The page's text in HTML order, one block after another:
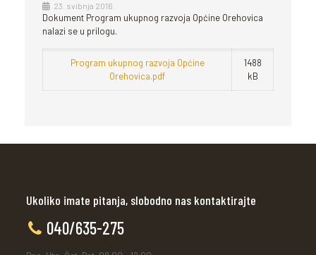
23. svibnja 2016.
Dokument Program ukupnog razvoja Općine Orehovica
nalazi se u prilogu.
Program ukupnog razvoja Općine
Orehovica.pdf
1488
kB
Ukoliko imate pitanja, slobodno nas kontaktirajte
040/635-275